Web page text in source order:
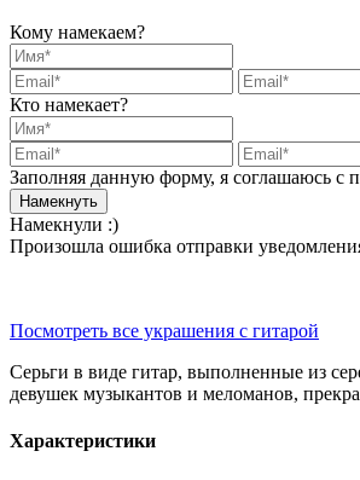
Кому намекаем?
Кто намекает?
Заполняя данную форму, я соглашаюсь с
Намекнули :)
Произошла ошибка отправки
Посмотреть все украшения с гитарой
Серьги в виде гитар, выполненные из
девушек музыкантов и меломанов,
Характеристики